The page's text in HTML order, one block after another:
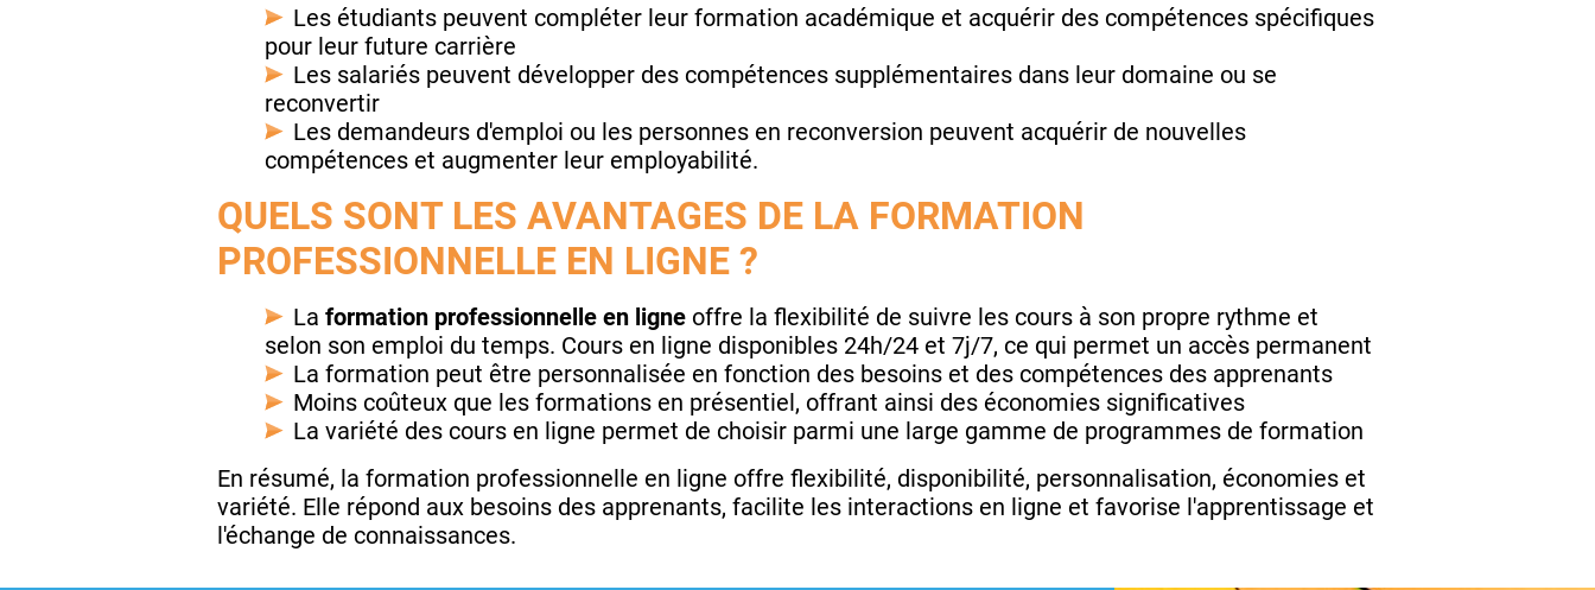
Les étudiants peuvent compléter leur formation académique et acquérir des compétences spécifiques
pour leur future carrière
Les salariés peuvent développer des compétences supplémentaires dans leur domaine ou se
reconvertir
Les demandeurs d'emploi ou les personnes en reconversion peuvent acquérir de nouvelles
compétences et augmenter leur employabilité.
QUELS SONT LES AVANTAGES DE LA FORMATION
PROFESSIONNELLE EN LIGNE ?
La formation professionnelle en ligne offre la flexibilité de suivre les cours à son propre rythme et
selon son emploi du temps. Cours en ligne disponibles 24h/24 et 7j/7, ce qui permet un accès permanent
La formation peut être personnalisée en fonction des besoins et des compétences des apprenants
Moins coûteux que les formations en présentiel, offrant ainsi des économies significatives
La variété des cours en ligne permet de choisir parmi une large gamme de programmes de formation
En résumé, la formation professionnelle en ligne offre flexibilité, disponibilité, personnalisation, économies et
variété. Elle répond aux besoins des apprenants, facilite les interactions en ligne et favorise l'apprentissage et
l'échange de connaissances.